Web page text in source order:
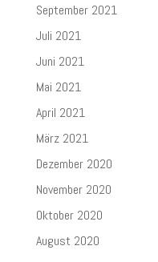
September 2021
Juli 2021
Juni 2021
Mai 2021
April 2021
März 2021
Dezember 2020
November 2020
Oktober 2020
August 2020